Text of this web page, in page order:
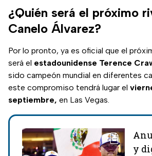
¿Quién será el próximo
Canelo Álvarez?
Por lo pronto, ya es oficial que el
será el estadounidense Terence
sido campeón mundial en diferentes
este compromiso tendrá lugar el
septiembre, en Las Vegas.
y